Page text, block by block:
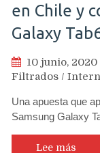
en Chile y
Galaxy
10 junio, 2020
Filtrados /
Una apuesta que
Samsung Galaxy
Lee más